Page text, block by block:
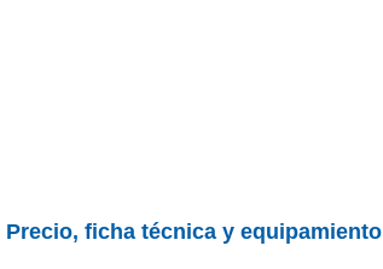
Precio, ficha técnica y equipamiento